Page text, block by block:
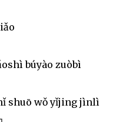
búyào zuòbì
shuō wǒ yǐjing jìnlì